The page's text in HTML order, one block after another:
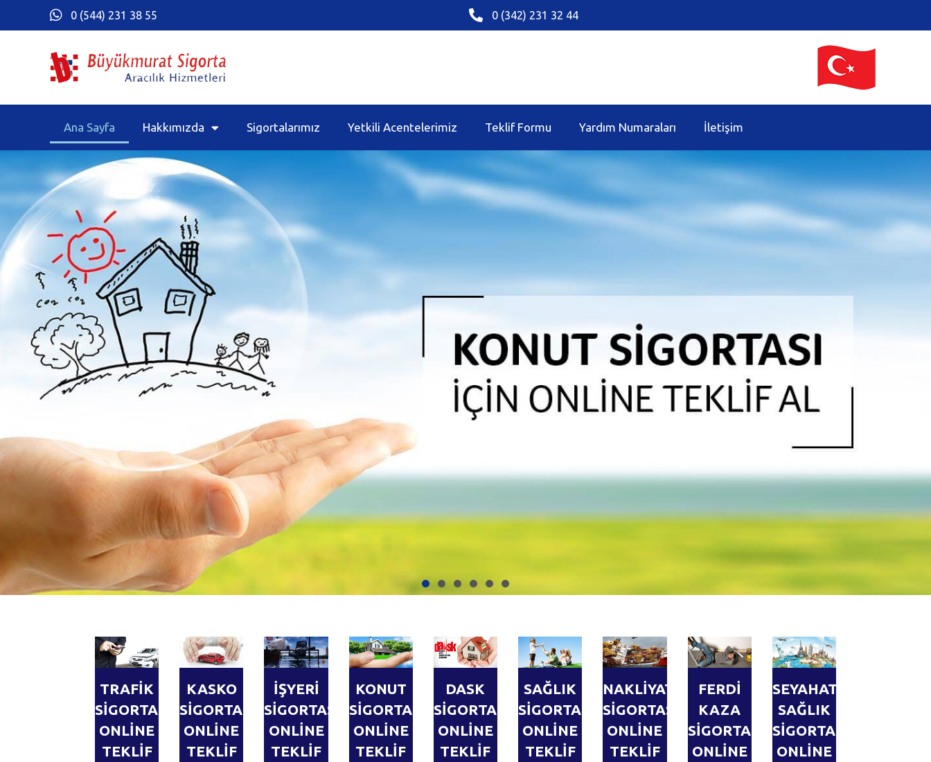
0 (544) 231 38 55 0 (342) 231 32 44
Ana Sayfa Hakkımızda Sigortalarımız Yetkili Acentelerimiz Teklif Formu Yardım Numaraları İletişim
TRAFİK
SİGORTASI
ONLİNE
TEKLİF
KASKO
SİGORTASI
ONLİNE
TEKLİF
İŞYERİ
SİGORTASI
ONLİNE
TEKLİF
KONUT
SİGORTASI
ONLİNE
TEKLİF
DASK
SİGORTASI
ONLİNE
TEKLİF
SAĞLIK
SİGORTASI
ONLİNE
TEKLİF
NAKLİYAT
SİGORTASI
ONLİNE
TEKLİF
FERDİ
KAZA
SİGORTASI
ONLİNE
SEYAHAT
SAĞLIK
SİGORTASI
ONLİNE